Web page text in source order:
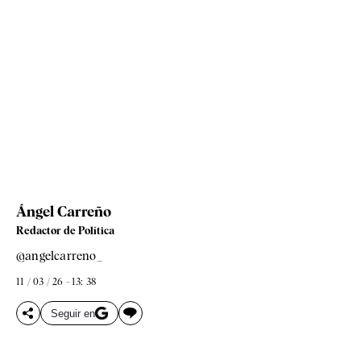
Ángel Carreño
Redactor de Política
@angelcarreno_
11 / 03 / 26 - 13: 38
Seguir en